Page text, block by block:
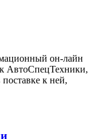
он-лайн
АвтоСпецТехники,
к ней,